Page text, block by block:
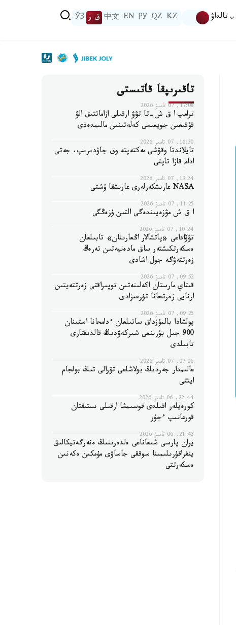
تالداۋ KZ
QZ
РУ
EN
中文 ق ز ЎЗ
تاقىرىپقا قاتىستى
17:08, 07 تامىز 2026
ترامپ ا ق ش-تا تۋۋ ارقىلى ازاماتتىق الۋ
قۇقىعىن جويعىسى كەلەتىنىن مالىمدەدى
16:30, 07 تامىز 2026
تايلاندتا وقۋشى مەكتەپتە وق جاۋدىرىپ، جەتى
ادام قازا تاپتى
13:24, 07 تامىز 2026
NASA عارىشكەرلەرى عارىشقا ۇشتى
11:25, 07 تامىز 2026
ا ق ش مۋزەيىندەگى التىن ۇزەڭگى
10:24, 07 تامىز 2026
تۋۆاداعى «پاتشالار اڭعارىنان» تابىلعان
ەسكەرتكىشتەر ساق مادەنيەتىن تەرەڭ
زەرتتەۋگە جول اشادى
09:52, 07 تامىز 2026
قىتاي مارستان اكەلىنەتىن توپىراقتى زەرتتەيتىن
ارنايى زەرتحانا تۇرعىزادى
09:25, 07 تامىز 2026
پولشادا بالمۇزداق ساتىلعان ءدامحانا استىنان
900 جىل بۇرىنعى شىركەۋدىڭ قالدىقتارى
تابىلدى
07:06, 07 تامىز 2026
عالىمدار جەردىڭ بولاشاعى تۋرالى تىڭ بولجام
ايتتى
22:44, 06 تامىز 2026
كورەيلەر اقىلدى قوسىمشا ارقىلى ىستىقتان
قورعانىپ ءجۇر
21:43, 06 تامىز 2026
يران پارسى شىعاناعى ەلدەرىنىڭ ەنەرگەتيكالىق
ينفراقۇرىلىمىنا سوققى جاساۋى مۇمكىن ەكەنىن
ەسكەرتتى